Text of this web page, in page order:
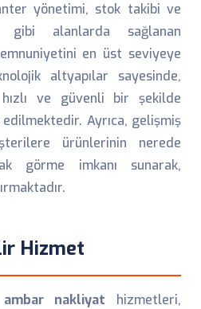
yönetimi, stok takibi ve
gibi alanlarda sağlanan
en üst seviyeye
altyapılar sayesinde,
ve güvenli bir şekilde
Ayrıca, gelişmiş
ürünlerinin nerede
görme imkanı sunarak,
Hizmet
ambar nakliyat hizmetleri,